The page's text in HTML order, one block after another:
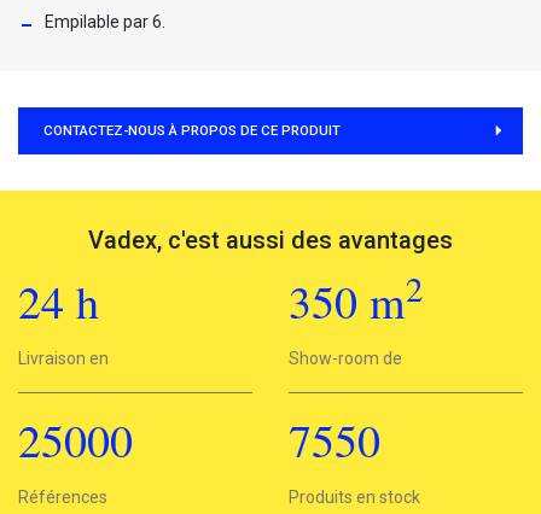
Empilable par 6.
CONTACTEZ-NOUS À PROPOS DE CE PRODUIT
Vadex, c'est aussi des avantages
24 h
Livraison en
350 m2
Show-room de
25000
25000
Références
7550
7550
Produits en stock